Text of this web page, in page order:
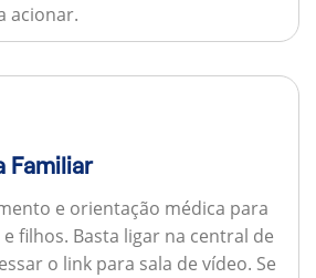
acionar.
Familiar
e orientação médica para
filhos. Basta ligar na central de
o link para sala de vídeo. Se